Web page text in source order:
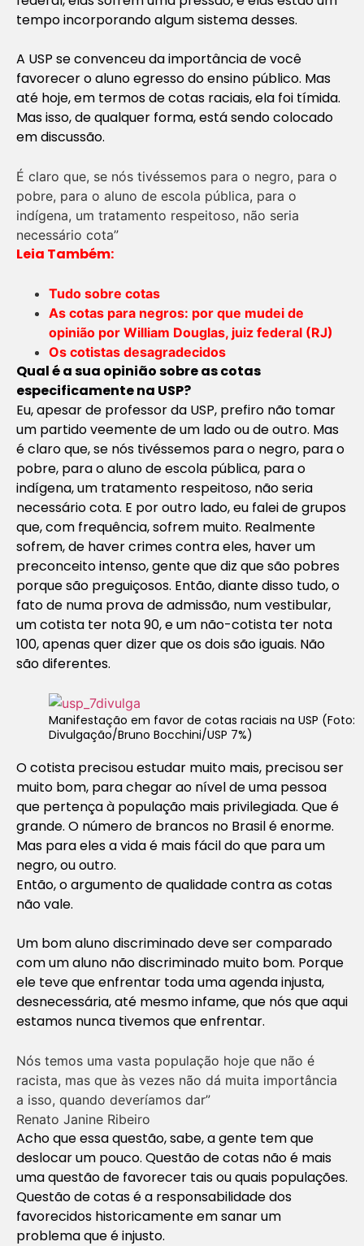
tempo incorporando algum sistema desses.
A USP se convenceu da importância de você
favorecer o aluno egresso do ensino público. Mas
até hoje, em termos de cotas raciais, ela foi tímida.
Mas isso, de qualquer forma, está sendo colocado
em discussão.
É claro que, se nós tivéssemos para o negro, para o
pobre, para o aluno de escola pública, para o
indígena, um tratamento respeitoso, não seria
necessário cota”
Leia Também:
Tudo sobre cotas
As cotas para negros: por que mudei de
opinião por William Douglas, juiz federal (RJ)
Os cotistas desagradecidos
Qual é a sua opinião sobre as cotas
especificamente na USP?
Eu, apesar de professor da USP, prefiro não tomar
um partido veemente de um lado ou de outro. Mas
é claro que, se nós tivéssemos para o negro, para o
pobre, para o aluno de escola pública, para o
indígena, um tratamento respeitoso, não seria
necessário cota. E por outro lado, eu falei de grupos
que, com frequência, sofrem muito. Realmente
sofrem, de haver crimes contra eles, haver um
preconceito intenso, gente que diz que são pobres
porque são preguiçosos. Então, diante disso tudo, o
fato de numa prova de admissão, num vestibular,
um cotista ter nota 90, e um não-cotista ter nota
100, apenas quer dizer que os dois são iguais. Não
são diferentes.
Manifestação em favor de cotas raciais na USP (Foto:
Divulgação/Bruno Bocchini/USP 7%)
O cotista precisou estudar muito mais, precisou ser
muito bom, para chegar ao nível de uma pessoa
que pertença à população mais privilegiada. Que é
grande. O número de brancos no Brasil é enorme.
Mas para eles a vida é mais fácil do que para um
negro, ou outro.
Então, o argumento de qualidade contra as cotas
não vale.
Um bom aluno discriminado deve ser comparado
com um aluno não discriminado muito bom. Porque
ele teve que enfrentar toda uma agenda injusta,
desnecessária, até mesmo infame, que nós que aqui
estamos nunca tivemos que enfrentar.
Nós temos uma vasta população hoje que não é
racista, mas que às vezes não dá muita importância
a isso, quando deveríamos dar”
Renato Janine Ribeiro
Acho que essa questão, sabe, a gente tem que
deslocar um pouco. Questão de cotas não é mais
uma questão de favorecer tais ou quais populações.
Questão de cotas é a responsabilidade dos
favorecidos historicamente em sanar um
problema que é injusto.